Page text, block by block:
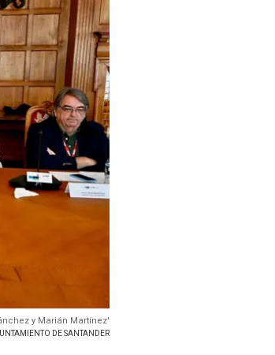
y Marián Martínez'
DE SANTANDER